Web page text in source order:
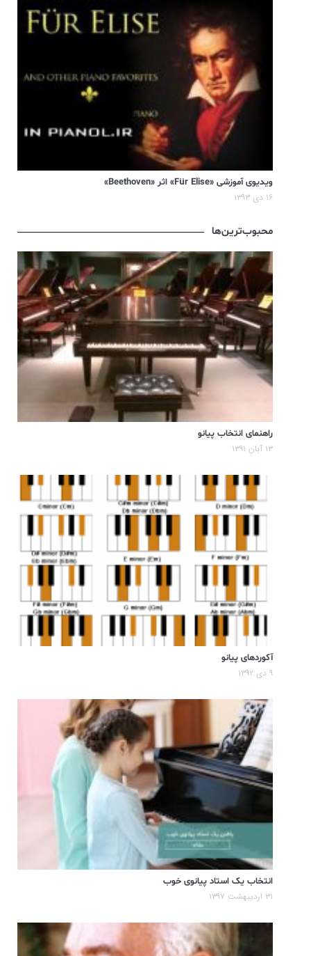
ویدیوی آموزشی «Für Elise» اثر «Beethoven»
۱۶ دی ۱۳۹۳
محبوب‌ترین‌ها
راهنمای انتخاب پیانو
۱۳ آبان ۱۳۹۱
آکوردهای پیانو
۹ دی ۱۳۹۲
انتخاب یک استاد پیانوی خوب
۳۱ اردیبهشت ۱۳۹۷